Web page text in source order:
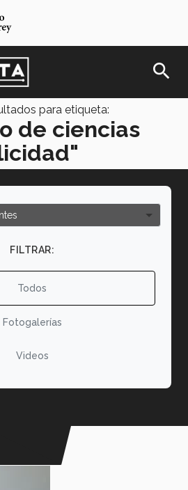
search
para etiqueta:
de ciencias
FILTRAR:
Todos
Fotogalerías
Videos